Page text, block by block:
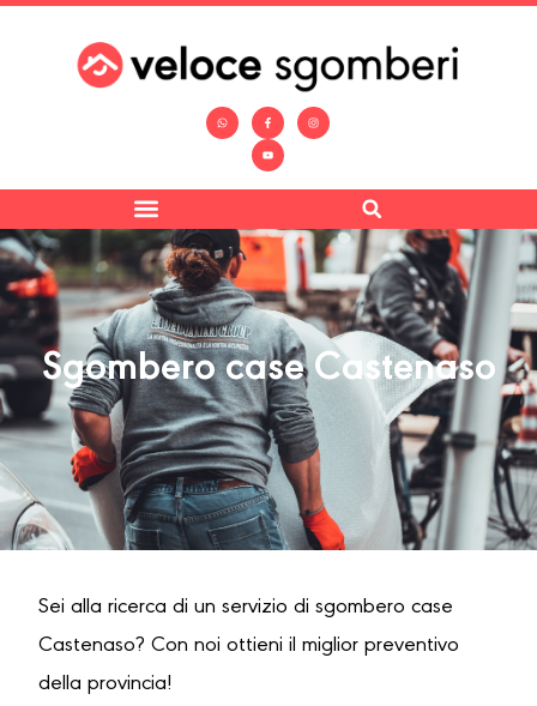
Sgombero case Castenaso
Sei alla ricerca di un servizio di sgombero case
Castenaso? Con noi ottieni il miglior preventivo
della provincia!